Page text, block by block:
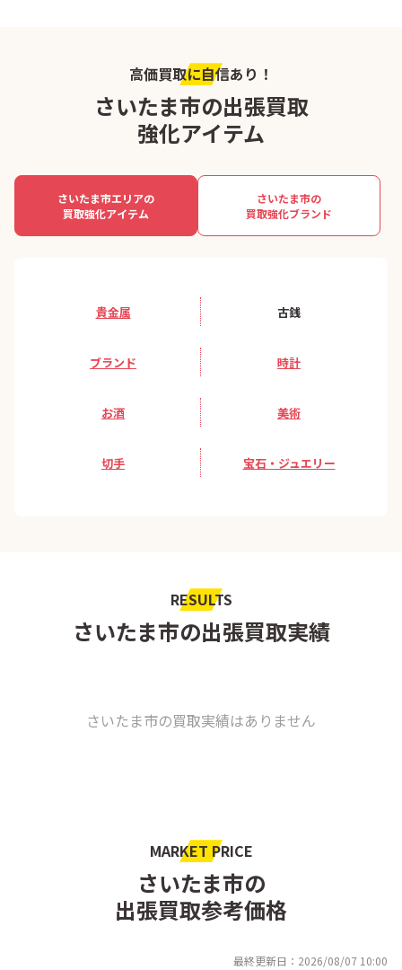
高価買取に自信あり！
さいたま市の出張買取
強化アイテム
さいたま市エリアの
買取強化アイテム
さいたま市の
買取強化ブランド
貴金属 古銭
ブランド 時計
お酒 美術
切手 宝石・ジュエリー
RESULTS
さいたま市の出張買取実績
さいたま市の買取実績はありません
MARKET PRICE
さいたま市の
出張買取参考価格
最終更新日：2026/08/07 10:00